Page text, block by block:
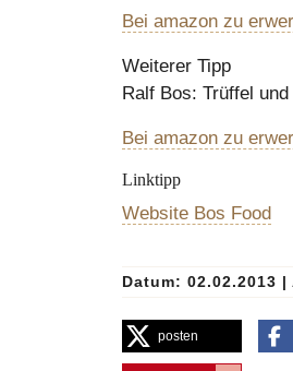
Bei amazon zu
Weiterer Tipp
Ralf Bos: Trüffel
Bei amazon zu
Linktipp
Website Bos Food
Datum: 02.02.2013 |
posten